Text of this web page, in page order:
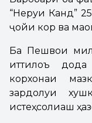
“Неруи Канд”
ҷойи кор ва
Ба Пешвои
иттилоъ
корхонаи
зардолуи
истеҳсолиаш